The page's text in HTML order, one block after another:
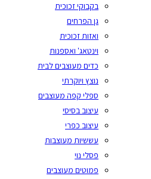
בקבוקי זכוכית
גן הפרחים
ואזות זכוכית
וינטאג' ואספנות
כדים מעוצבים לבית
נוצץ ויוקרתי
ספלי קפה מעוצבים
עיצוב בסיסי
עיצוב כפרי
עששיות מעוצבות
פסלי נוי
פמוטים מעוצבים